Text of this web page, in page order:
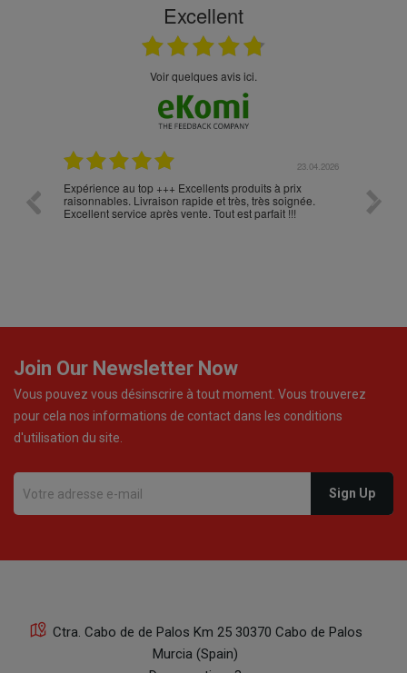
Excellent
Voir quelques avis ici.
23.04.2026
Expérience au top +++ Excellents produits à prix
raisonnables. Livraison rapide et très, très soignée.
Excellent service après vente. Tout est parfait !!!
Join Our Newsletter Now
Vous pouvez vous désinscrire à tout moment. Vous trouverez
pour cela nos informations de contact dans les conditions
d'utilisation du site.
Ctra. Cabo de de Palos Km 25 30370 Cabo de Palos
Murcia (Spain)